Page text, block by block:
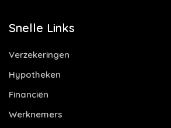
Snelle Links
Verzekeringen
Hypotheken
Financiën
Werknemers